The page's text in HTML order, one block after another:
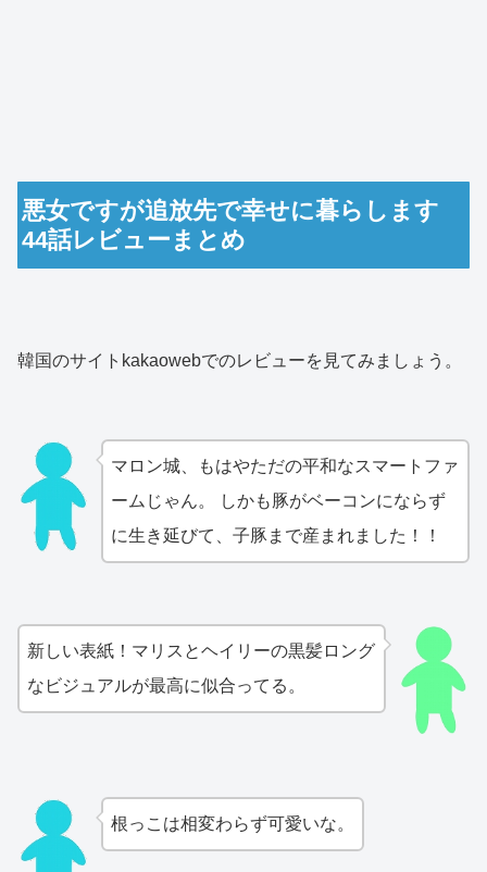
悪女ですが追放先で幸せに暮らします
44話レビューまとめ
韓国のサイトkakaowebでのレビューを見てみましょう。
マロン城、もはやただの平和なスマートファ
ームじゃん。 しかも豚がベーコンにならず
に生き延びて、子豚まで産まれました！！
新しい表紙！マリスとヘイリーの黒髪ロング
なビジュアルが最高に似合ってる。
根っこは相変わらず可愛いな。